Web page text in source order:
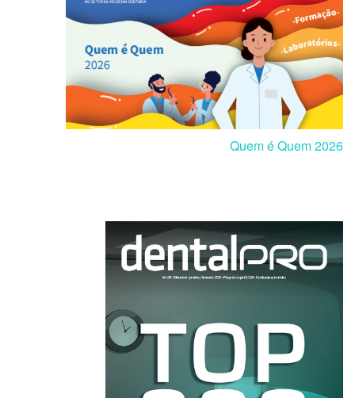
Quem é Quem 2026